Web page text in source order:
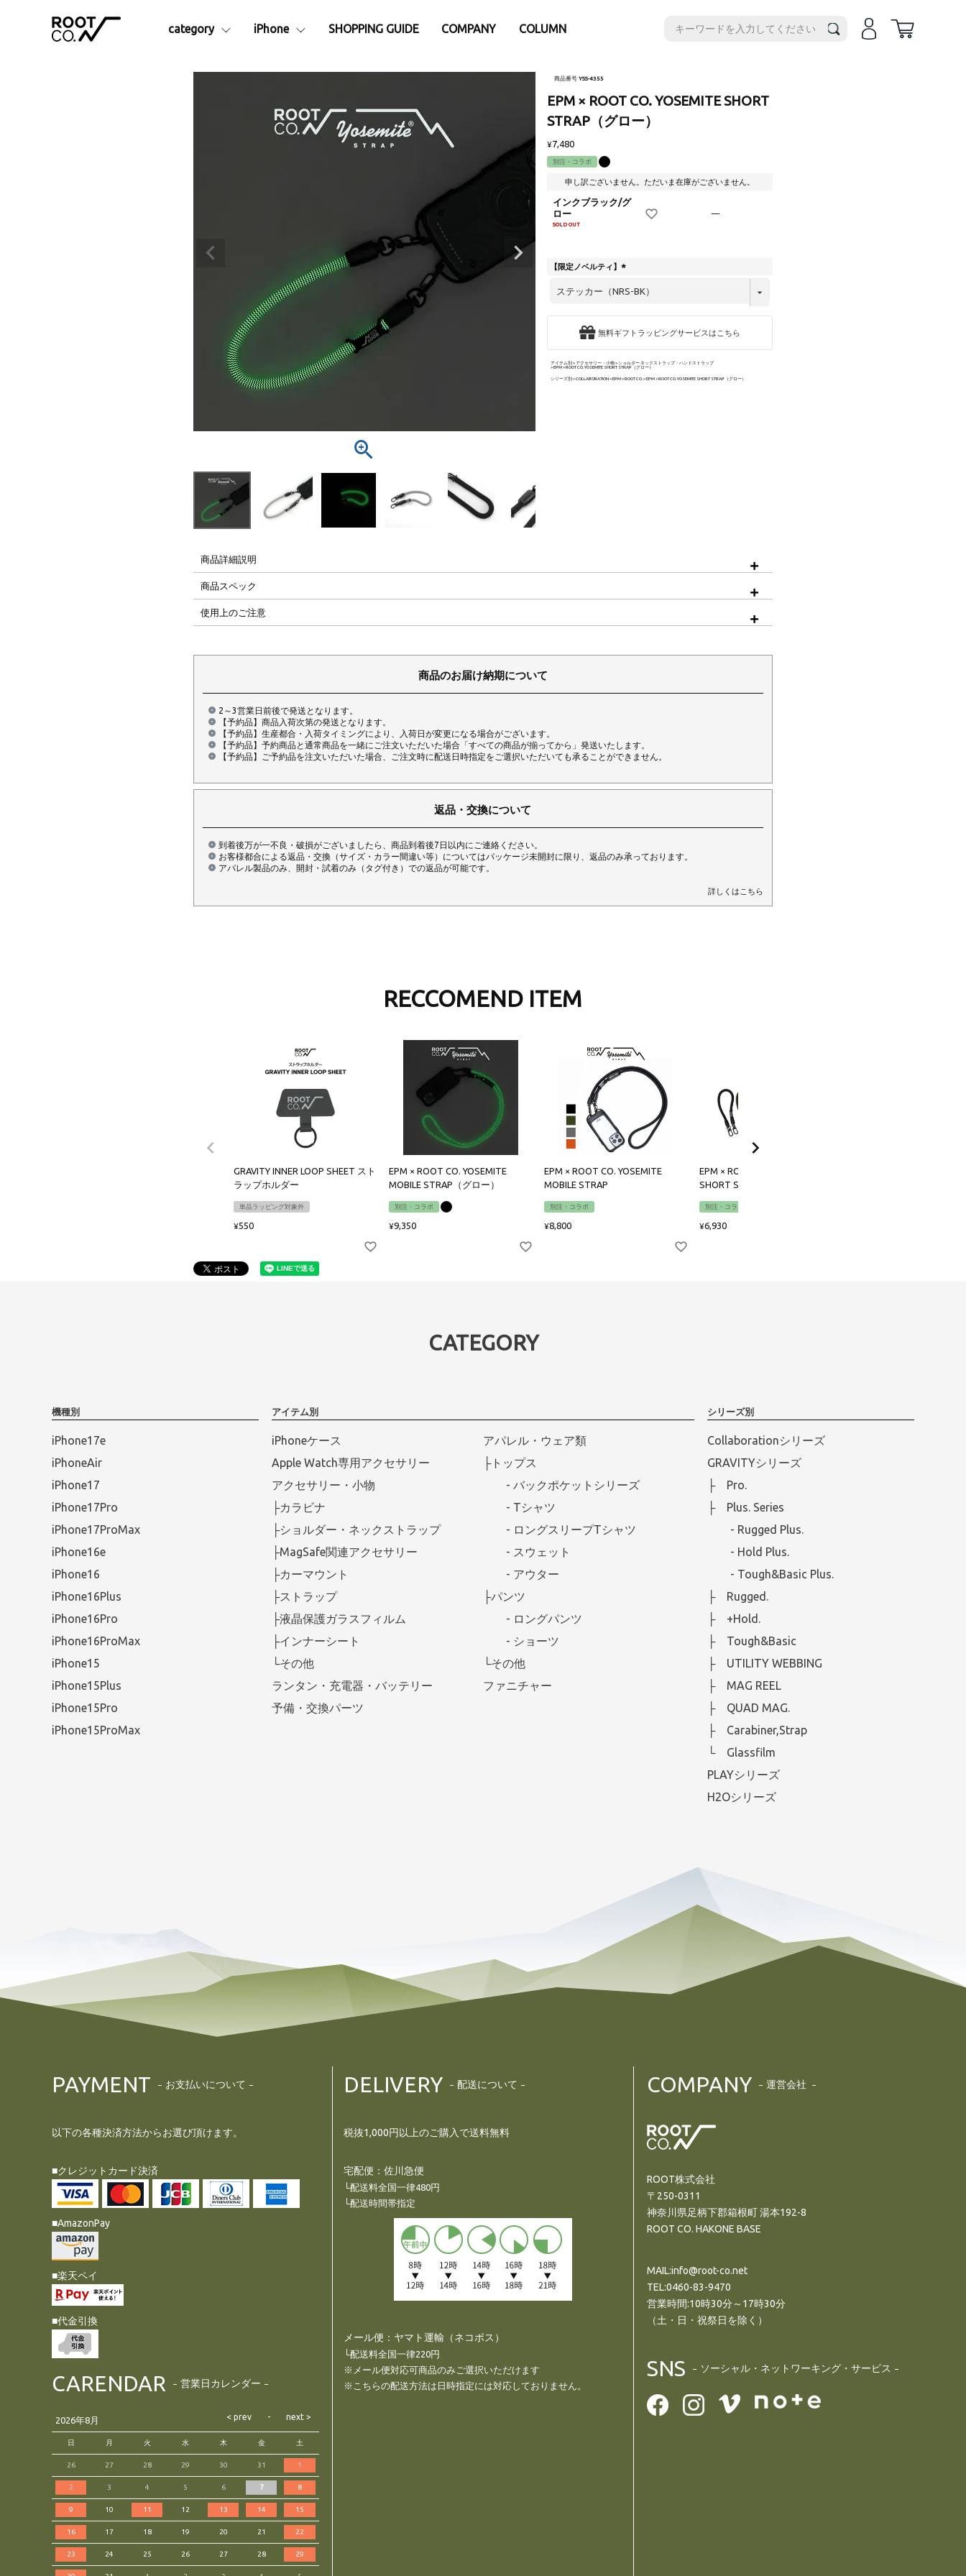
category
Apple Watch専用アクセサリー
アクセサリー・小物
├液晶保護ガラスフィルム
├インナーシート
└その他
ランタン・充電器・バッテリー
アパレル・ウェア類
- バックポケットシリーズ
- Tシャツ
- ロングスリープTシャツ
- スウェット
- アウター
- ロングパンツ
- ショーツ
iPhone17e
iPhone16e
iPhone15ProMax
iPhone
iPhone16ProMax
iPhone15Pro
iPhone15ProMax
iPhone14Pro
SHOPPING GUIDE COMPANY COLUMN
商品番号 YSS-4355
EPM × ROOT CO. YOSEMITE SHORT
STRAP（グロー）
¥7,480
別注・コラボ
申し訳ございません。ただいま在庫がございません。
インクブラック/グ
ロー
SOLD OUT
—
【限定ノベルティ】
必
無料ギフトラッピングサービスはこちら
アイテム別 アクセサリー・小物
ショルダー ネックストラップ・ハンドストラップ
EPM × ROOT CO. YOSEMITE SHORT STRAP（グロー）
シリーズ別 COLLABORATION EPM × ROOT CO. EPM × ROOT CO. YOSEMITE SHORT STRAP（グロー）
商品詳細説明
商品スペック
使用上のご注意
商品のお届け納期について
2～3営業日前後で発送となります。
【予約品】商品入荷次第の発送となります。
【予約品】生産都合・入荷タイミングにより、入荷日が変更になる場合がございます。
【予約品】予約商品と通常商品を一緒にご注文いただいた場合「すべての商品が揃ってから」発送いたします。
【予約品】ご予約品を注文いただいた場合、ご注文時に配送日時指定をご選択いただいても承ることができません。
返品・交換について
到着後万が一不良・破損がございましたら、商品到着後7日以内にご連絡ください。
お客様都合による返品・交換（サイズ・カラー間違い等）についてはパッケージ未開封に限り、返品のみ承っております。
アパレル製品のみ、開封・試着のみ（タグ付き）での返品が可能です。
詳しくはこちら
RECCOMEND ITEM
GRAVITY INNER LOOP SHEET スト
ラップホルダー
単品ラッピング対象外
¥550
EPM × ROOT CO. YOSEMITE
MOBILE STRAP（グロー）
別注・コラボ
¥9,350
EPM × ROOT CO. YOSEMITE
MOBILE STRAP
別注・コラボ
¥8,800
EPM × ROOT CO. YOSEMITE
SHORT STRAP
別注・コラボ
¥6,930
CATEGORY
機種別
iPhone17e
iPhoneAir
iPhone17
iPhone17Pro
iPhone17ProMax
iPhone16e
iPhone16
iPhone16Plus
iPhone16Pro
iPhone16ProMax
iPhone15
iPhone15Plus
iPhone15Pro
iPhone15ProMax
アイテム別
iPhoneケース
Apple Watch専用アクセサリー
アクセサリー・小物
├カラビナ
├ショルダー・ネックストラップ
├MagSafe関連アクセサリー
├カーマウント
├ストラップ
├液晶保護ガラスフィルム
├インナーシート
└その他
ランタン・充電器・バッテリー
予備・交換パーツ
アパレル・ウェア類
├トップス
- バックポケットシリーズ
- Tシャツ
- ロングスリープTシャツ
- スウェット
- アウター
├パンツ
- ロングパンツ
- ショーツ
└その他
ファニチャー
シリーズ別
Collaborationシリーズ
GRAVITYシリーズ
├ Pro.
├ Plus. Series
- Rugged Plus.
- Hold Plus.
- Tough&Basic Plus.
├ Rugged.
├ +Hold.
├ Tough&Basic
├ UTILITY WEBBING
├ MAG REEL
├ QUAD MAG.
├ Carabiner,Strap
└ Glassfilm
PLAYシリーズ
H2Oシリーズ
PAYMENT お支払いについて
以下の各種決済方法からお選び頂けます。
■クレジットカード決済
■AmazonPay
■楽天ペイ
■代金引換
CARENDAR 営業日カレンダー
2026年8月
日 月 火 水 木 金 土
26 27 28 29 30 31 1
2 3 4 5 6 7 8
9 10 11 12 13 14 15
16 17 18 19 20 21 22
23 24 25 26 27 28 29
DELIVERY 配送について
税抜1,000円以上のご購入で送料無料
宅配便：佐川急便
└配送料全国一律480円
└配送時間帯指定
メール便：ヤマト運輸（ネコポス）
└配送料全国一律220円
※メール便対応可商品のみご選択いただけます
※こちらの配送方法は日時指定には対応しておりません。
COMPANY 運営会社
ROOT株式会社
〒250-0311
神奈川県足柄下郡箱根町 湯本192-8
ROOT CO. HAKONE BASE
MAIL:info@root-co.net
TEL:0460-83-9470
営業時間:10時30分～17時30分
（土・日・祝祭日を除く）
SNS ソーシャル・ネットワーキング・サービス